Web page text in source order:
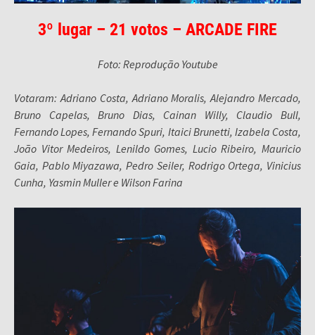
3º lugar – 21 votos – ARCADE FIRE
Foto: Reprodução Youtube
Votaram: Adriano Costa, Adriano Moralis, Alejandro Mercado,
Bruno Capelas, Bruno Dias, Cainan Willy, Claudio Bull,
Fernando Lopes, Fernando Spuri, Itaici Brunetti, Izabela Costa,
João Vitor Medeiros, Lenildo Gomes, Lucio Ribeiro, Mauricio
Gaia, Pablo Miyazawa, Pedro Seiler, Rodrigo Ortega, Vinicius
Cunha, Yasmin Muller e Wilson Farina